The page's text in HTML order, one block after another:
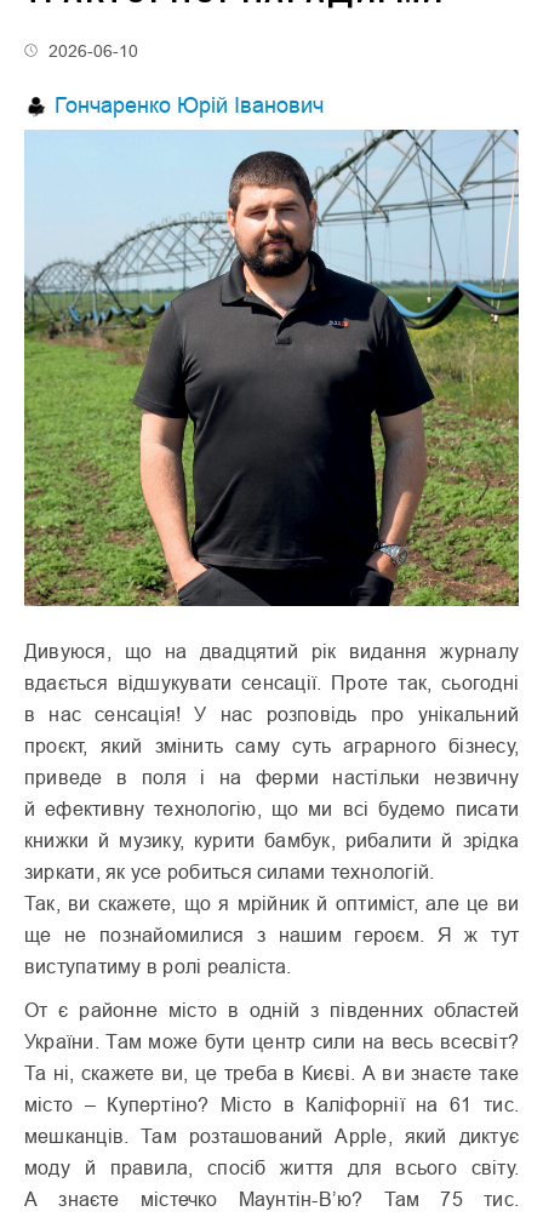
2026-06-10
Гончаренко Юрій Іванович
Дивуюся, що на двадцятий рік видання журналу
вдається відшукувати сенсації. Проте так, сьогодні
в нас сенсація! У нас розповідь про унікальний
проєкт, який змінить саму суть аграрного бізнесу,
приведе в поля і на ферми настільки незвичну
й ефективну технологію, що ми всі будемо писати
книжки й музику, курити бамбук, рибалити й зрідка
зиркати, як усе робиться силами технологій.
Так, ви скажете, що я мрійник й оптиміст, але це ви
ще не познайомилися з нашим героєм. Я ж тут
виступатиму в ролі реаліста.
От є районне місто в одній з південних областей
України. Там може бути центр сили на весь всесвіт?
Та ні, скажете ви, це треба в Києві. А ви знаєте таке
місто – Купертіно? Місто в Каліфорнії на 61 тис.
мешканців. Там розташований Apple, який диктує
моду й правила, спосіб життя для всього світу.
А знаєте містечко Маунтін-В’ю? Там 75 тис.